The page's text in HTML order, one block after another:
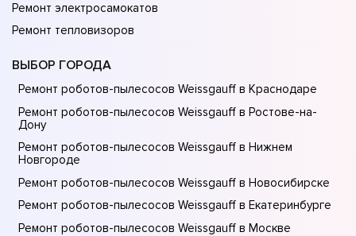
Ремонт электросамокатов
Ремонт тепловизоров
ВЫБОР ГОРОДА
Ремонт роботов-пылесосов Weissgauff в Краснодаре
Ремонт роботов-пылесосов Weissgauff в Ростове-на-
Донy
Ремонт роботов-пылесосов Weissgauff в Нижнем
Новгороде
Ремонт роботов-пылесосов Weissgauff в Новосибирске
Ремонт роботов-пылесосов Weissgauff в Екатеринбурге
Ремонт роботов-пылесосов Weissgauff в Москве